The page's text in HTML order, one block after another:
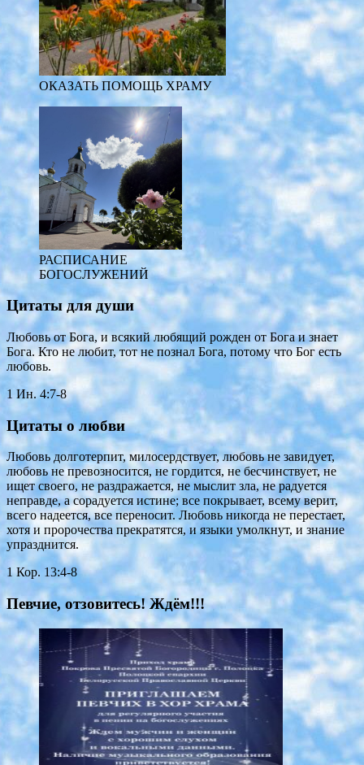
ОКАЗАТЬ ПОМОЩЬ ХРАМУ
РАСПИСАНИЕ
БОГОСЛУЖЕНИЙ
Цитаты для души
Любовь от Бога, и всякий любящий рожден от Бога и знает
Бога. Кто не любит, тот не познал Бога, потому что Бог есть
любовь.
1 Ин. 4:7-8
Цитаты о любви
Любовь долготерпит, милосердствует, любовь не завидует,
любовь не превозносится, не гордится, не бесчинствует, не
ищет своего, не раздражается, не мыслит зла, не радуется
неправде, а сорадуется истине; все покрывает, всему верит,
всего надеется, все переносит. Любовь никогда не перестает,
хотя и пророчества прекратятся, и языки умолкнут, и знание
упразднится.
1 Кор. 13:4-8
Певчие, отзовитесь! Ждём!!!